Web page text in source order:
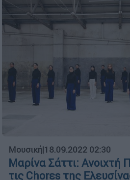
Μουσική|18.09.2022 02:30
Μαρίνα Σάττι: Ανοιχτή
τις Chorεs της